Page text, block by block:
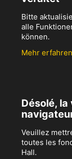
Bitte
alle
können.
Mehr erfahren
Désolé,
Veuillez
toutes les
Hall.